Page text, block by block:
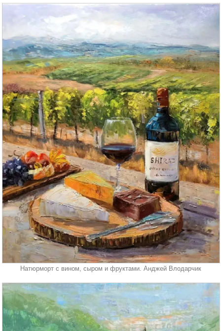
Натюрморт с вином, сыром и фруктами. Анджей Влодарчик